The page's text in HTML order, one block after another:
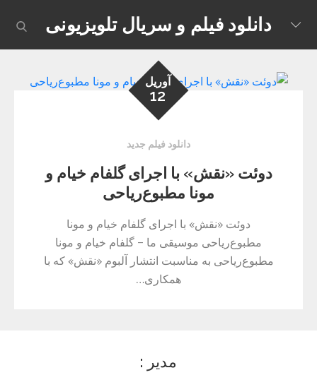
content
دانلود فیلم و سریال تلویزیونی
آوریل
12
دانلود فیلم جدید
دوئت «نقش» با اجرای گلفام خیام و
مونا مطبوع‌ریاحی
دوئت «نقش» با اجرای گلفام خیام و مونا
مطبوع‌ریاحی موسیقی ما – گلفام خیام و مونا
مطبوع‌ریاحی به مناسبت انتشار آلبوم «نقش» که با
همکاری…
مدیر :